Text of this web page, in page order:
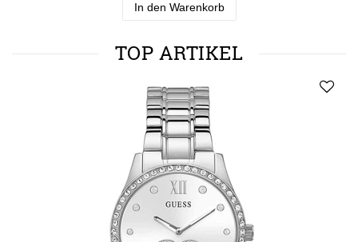
In den Warenkorb
TOP ARTIKEL